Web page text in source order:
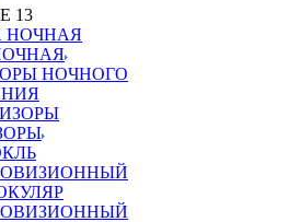
13
НОЧНОГО